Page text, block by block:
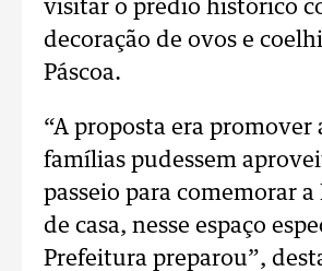
visitar o prédio histórico
decoração de ovos e
Páscoa.
“A proposta era promover
famílias pudessem
passeio para comemorar a
de casa, nesse espaço
Prefeitura preparou”,